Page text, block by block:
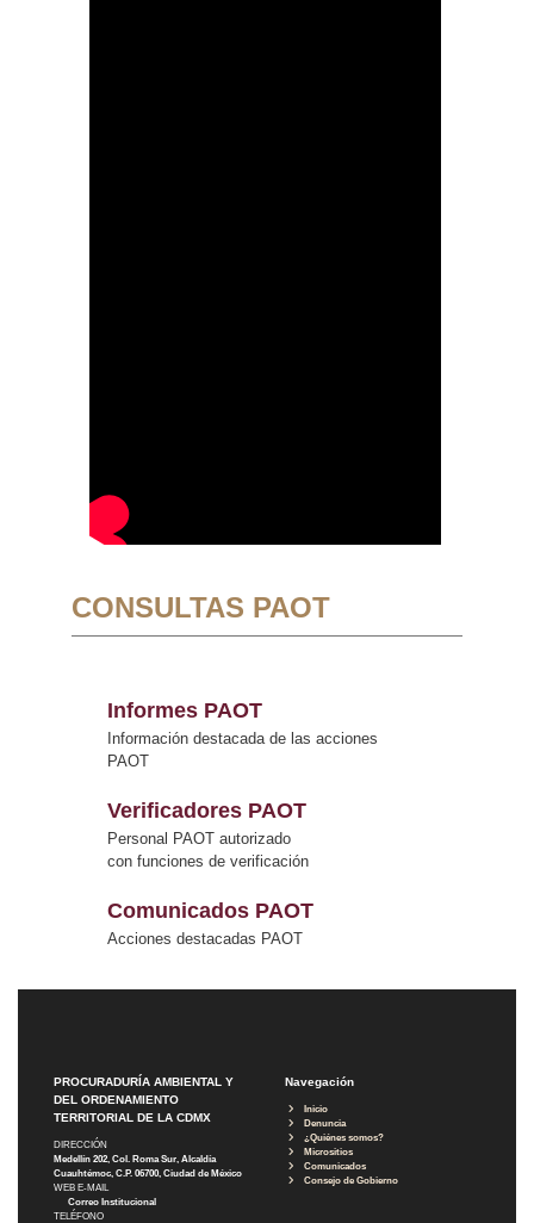
CONSULTAS PAOT
Informes PAOT
Información destacada de las acciones
PAOT
Verificadores PAOT
Personal PAOT autorizado
con funciones de verificación
Comunicados PAOT
Acciones destacadas PAOT
PROCURADURÍA AMBIENTAL Y
DEL ORDENAMIENTO
TERRITORIAL DE LA CDMX
DIRECCIÓN
Medellín 202, Col. Roma Sur, Alcaldía
Cuauhtémoc, C.P. 06700, Ciudad de México
WEB E-MAIL
Correo Institucional
TELÉFONO
Navegación
Inicio
Denuncia
¿Quiénes somos?
Micrositios
Comunicados
Consejo de Gobierno